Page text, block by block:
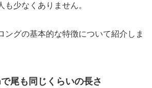
も少なくありません。
ングの基本的な特徴について紹介しま
尾も同じくらいの長さ